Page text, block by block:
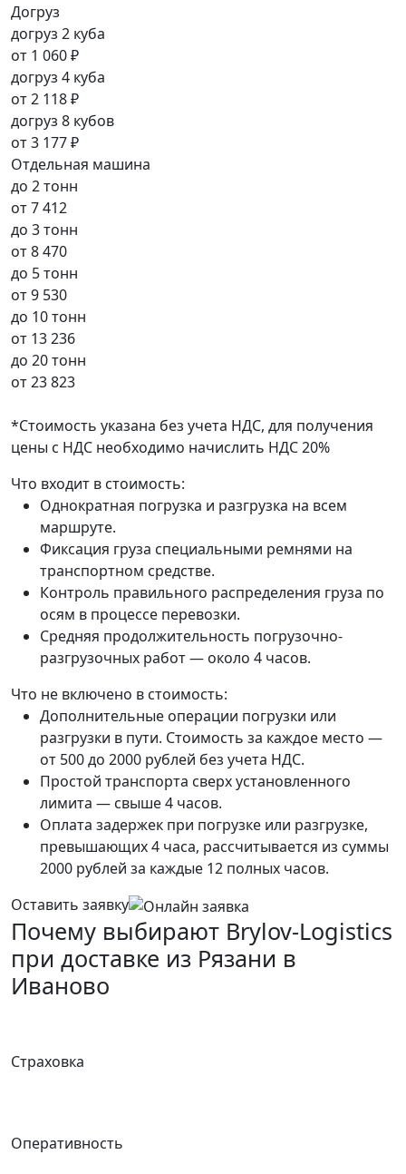
Догруз
догруз 2 куба
от 1 060 ₽
догруз 4 куба
от2 118 ₽
догруз 8 кубов
от3 177 ₽
Отдельная машина
до 2 тонн
от7 412
до 3 тонн
от8 470
до 5 тонн
от9 530
до 10 тонн
от 13 236
до 20 тонн
от23 823
*Стоимость указана без учета НДС, для получения
цены с НДС необходимо начислить НДС 20%
Что входит в стоимость:
Однократная погрузка и разгрузка на всем
маршруте.
Фиксация груза специальными ремнями на
транспортном средстве.
Контроль правильного распределения груза по
осям в процессе перевозки.
Средняя продолжительность погрузочно-
разгрузочных работ — около 4 часов.
Что не включено в стоимость:
Дополнительные операции погрузки или
разгрузки в пути. Стоимость за каждое место —
от 500 до 2000 рублей без учета НДС.
Простой транспорта сверх установленного
лимита — свыше 4 часов.
Оплата задержек при погрузке или разгрузке,
превышающих 4 часа, рассчитывается из суммы
2000 рублей за каждые 12 полных часов.
Оставить заявку
Почему выбирают Brylov-Logistics
при доставке из Рязани в
Иваново
Страховка
Оперативность